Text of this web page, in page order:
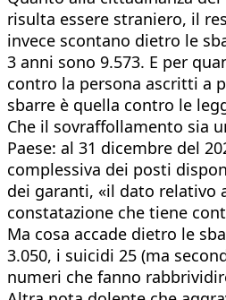
risulta essere straniero, il
invece scontano dietro le
3 anni sono 9.573. E per
contro la persona ascritti a
sbarre è quella contro le
Che il sovraffollamento sia
Paese: al 31 dicembre del
complessiva dei posti
dei garanti, «il dato relativo
constatazione che tiene
Ma cosa accade dietro le
3.050, i suicidi 25 (ma
numeri che fanno